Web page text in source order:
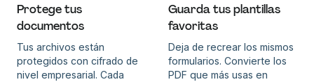
Protege tus
documentos
Tus archivos están
protegidos con cifrado de
nivel empresarial. Cada
Guarda tus plantillas
favoritas
Deja de recrear los mismos
formularios. Convierte los
PDF que más usas en